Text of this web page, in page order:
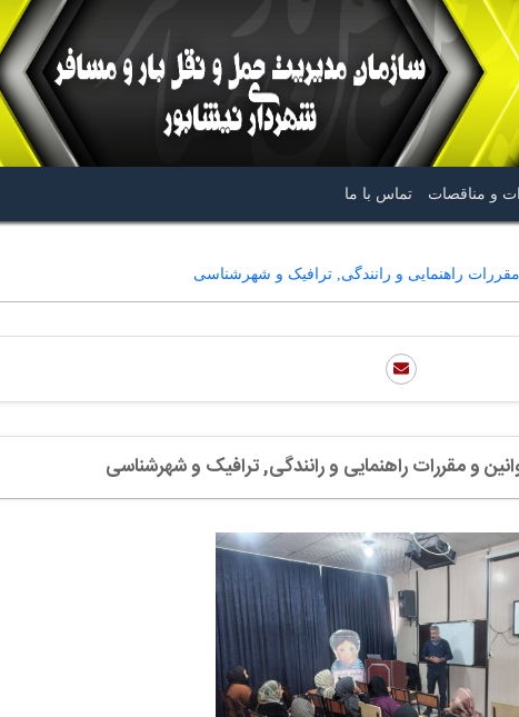
و مناقصات تماس با ما
راهنمایی و رانندگی, ترافیک و شهرشناسی
و مقررات راهنمایی و رانندگی, ترافیک و شهرشناسی